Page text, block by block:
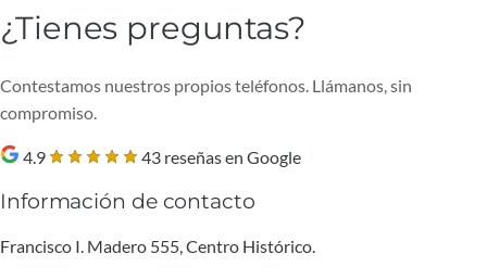
¿Tienes preguntas?
Contestamos nuestros propios teléfonos. Llámanos, sin
compromiso.
4.9 43 reseñas en Google
Información de contacto
Francisco I. Madero 555, Centro Histórico.